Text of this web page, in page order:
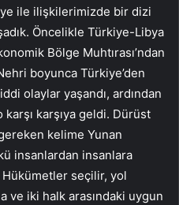
ile ilişkilerimizde bir dizi
Öncelikle Türkiye-Libya
Bölge Muhtırası’ndan
boyunca Türkiye’den
olaylar yaşandı, ardından
karşıya geldi. Dürüst
kelime Yunan
insanlardan insanlara
Hükümetler seçilir, yol
ve iki halk arasındaki uygun